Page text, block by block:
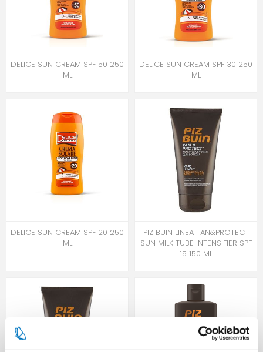
DELICE SUN CREAM SPF 50 250
ML
DELICE SUN CREAM SPF 30 250
ML
DELICE SUN CREAM SPF 20 250
ML
PIZ BUIN LINEA TAN&PROTECT
SUN MILK TUBE INTENSIFIER SPF
15 150 ML